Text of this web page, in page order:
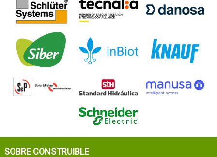
SOBRE CONSTRUIBLE